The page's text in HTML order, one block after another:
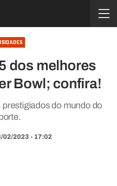
dos melhores
Bowl; confira!
do mundo do
02/2023 - 17:02